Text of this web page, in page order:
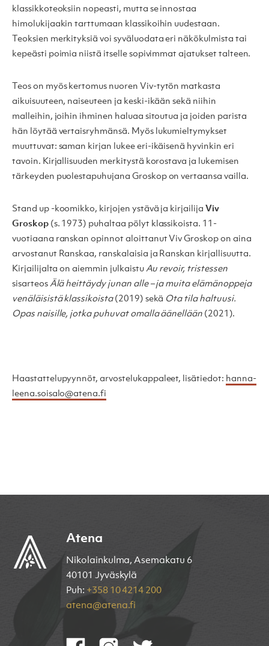
klassikkoteoksiin nopeasti, mutta se innostaa
himolukijaakin tarttumaan klassikoihin uudestaan.
Teoksien merkityksiä voi syväluodata eri näkökulmista tai
kepeästi poimia niistä itselle sopivimmat ajatukset talteen.
Teos on myös kertomus nuoren Viv-tytön matkasta
aikuisuuteen, naiseuteen ja keski-ikään sekä niihin
malleihin, joihin ihminen haluaa sitoutua ja joiden parista
hän löytää vertaisryhmänsä. Myös lukumieltymykset
muuttuvat: saman kirjan lukee eri-ikäisenä hyvinkin eri
tavoin. Kirjallisuuden merkitystä korostava ja lukemisen
tärkeyden puolestapuhujana Groskop on vertaansa vailla.
Stand up -koomikko, kirjojen ystävä ja kirjailija Viv
Groskop(s. 1973) puhaltaa pölyt klassikoista. 11-
vuotiaana ranskan opinnot aloittanut Viv Groskop on aina
arvostanut Ranskaa, ranskalaisia ja Ranskan kirjallisuutta.
Kirjailijalta on aiemmin julkaistu Au revoir, tristessen
sisarteos Älä heittäydy junan alle – ja muita elämänoppeja
venäläisistä klassikoista(2019) sekä Ota tila haltuusi.
Opas naisille, jotka puhuvat omalla äänellään (2021).
Haastattelupyynnöt, arvostelukappaleet, lisätiedot: hanna-
leena.soisalo@atena.fi
Atena
Nikolainkulma, Asemakatu 6
40101 Jyväskylä
Puh: +358 10 4214 200
atena@atena.fi